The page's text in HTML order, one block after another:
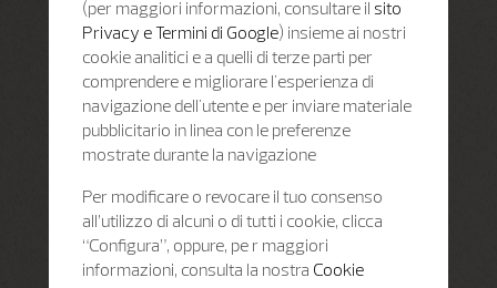
(per maggiori informazioni, consultare il sito
Privacy e Termini di Google) insieme ai nostri
cookie analitici e a quelli di terze parti per
comprendere e migliorare l'esperienza di
navigazione dell'utente e per inviare materiale
pubblicitario in linea con le preferenze
mostrate durante la navigazione
Per modificare o revocare il tuo consenso
all’utilizzo di alcuni o di tutti i cookie, clicca
“Configura”, oppure, pe r maggiori
informazioni, consulta la nostra Cookie